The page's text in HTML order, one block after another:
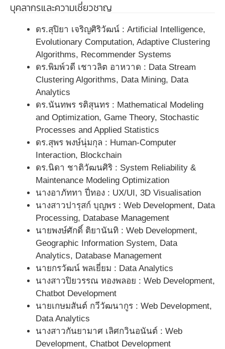
บุคลากรและความเชี่ยวชาญ
ดร.สุปิยา เจริญศิริวัฒน์ : Artificial Intelligence,
Evolutionary Computation, Adaptive Clustering
Algorithms, Recommender Systems
ดร.พิมพ์วดี เชาวลิต อาหวาด : Data Stream
Clustering Algorithms, Data Mining, Data
Analytics
ดร.นันทพร รติสุนทร : Mathematical Modeling
and Optimization, Game Theory, Stochastic
Processes and Applied Statistics
ดร.สุพร พงษ์นุ่มกุล : Human-Computer
Interaction, Blockchain
ดร.นิดา ชาติวัฒนศิริ : System Reliability &
Maintenance Modeling Optimization
นางอาภัททา ปี่ทอง : UX/UI, 3D Visualisation
นางสาวปารุสก์ บุญพร : Web Development, Data
Processing, Database Management
นายพงษ์ศักดิ์ ติยานันทิ : Web Development,
Geographic Information System, Data
Analytics, Database Management
นายกรวัฒน์ พลเยี่ยม : Data Analytics
นางสาวปิยวรรณ ทองพลอย : Web Development,
Chatbot Development
นายเกษมสันต์ กวีวัฒนากูร : Web Development,
Data Analytics
นางสาวกันยามาศ เลิศกวินอนันต์ : Web
Development, Chatbot Development